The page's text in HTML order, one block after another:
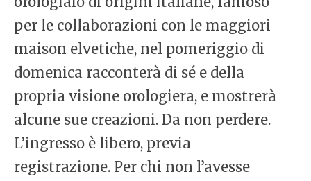
per le collaborazioni con le maggiori
maison elvetiche, nel pomeriggio di
domenica racconterà di sé e della
propria visione orologiera, e mostrerà
alcune sue creazioni. Da non perdere.
L’ingresso è libero, previa
registrazione. Per chi non l’avesse